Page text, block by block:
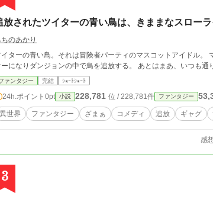
放されたツイターの青い鳥は、きままなスロー
のあかり
ターの青い鳥。それは冒険者パーティのマスコットアイドル。
になりダンジョンの中で鳥を追放する。 あとはまあ、いつも通
ァンタジー 完結 ｼｮｰﾄｼｮｰﾄ
24h.ポイント 0pt 小説 228,781 位 / 228,781件 ファンタジー
異世界 ファンタジー ざまぁ コメディ 追放 ギャグ
感
3